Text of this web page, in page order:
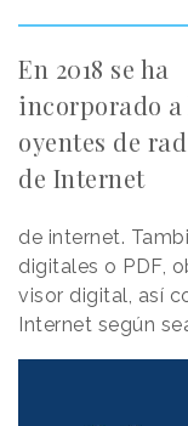
En 2018 se ha
incorporado a
oyentes de
de Internet
de internet.
digitales o PDF,
visor digital, así
Internet según